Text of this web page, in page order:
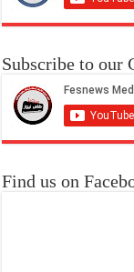
Subscribe to our
Find us on